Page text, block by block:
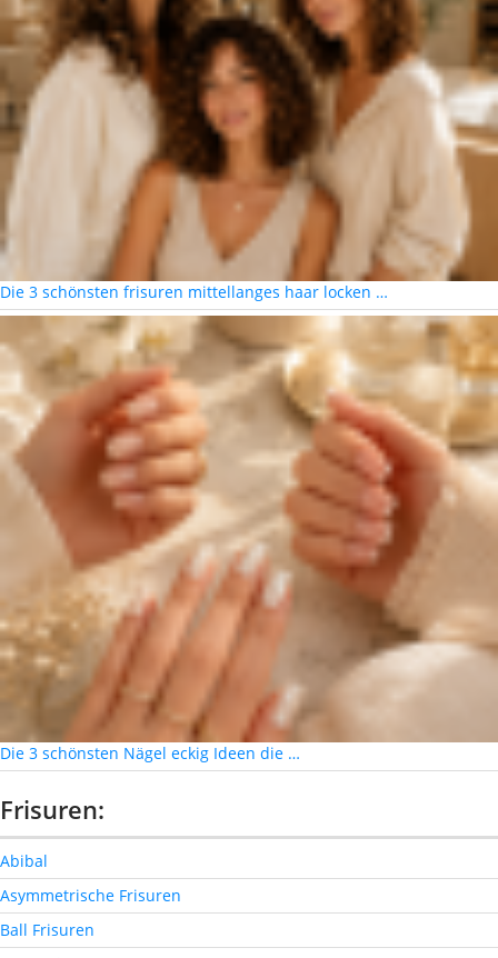
Die 3 schönsten frisuren mittellanges haar locken …
Die 3 schönsten Nägel eckig Ideen die …
Frisuren:
Abibal
Asymmetrische Frisuren
Ball Frisuren